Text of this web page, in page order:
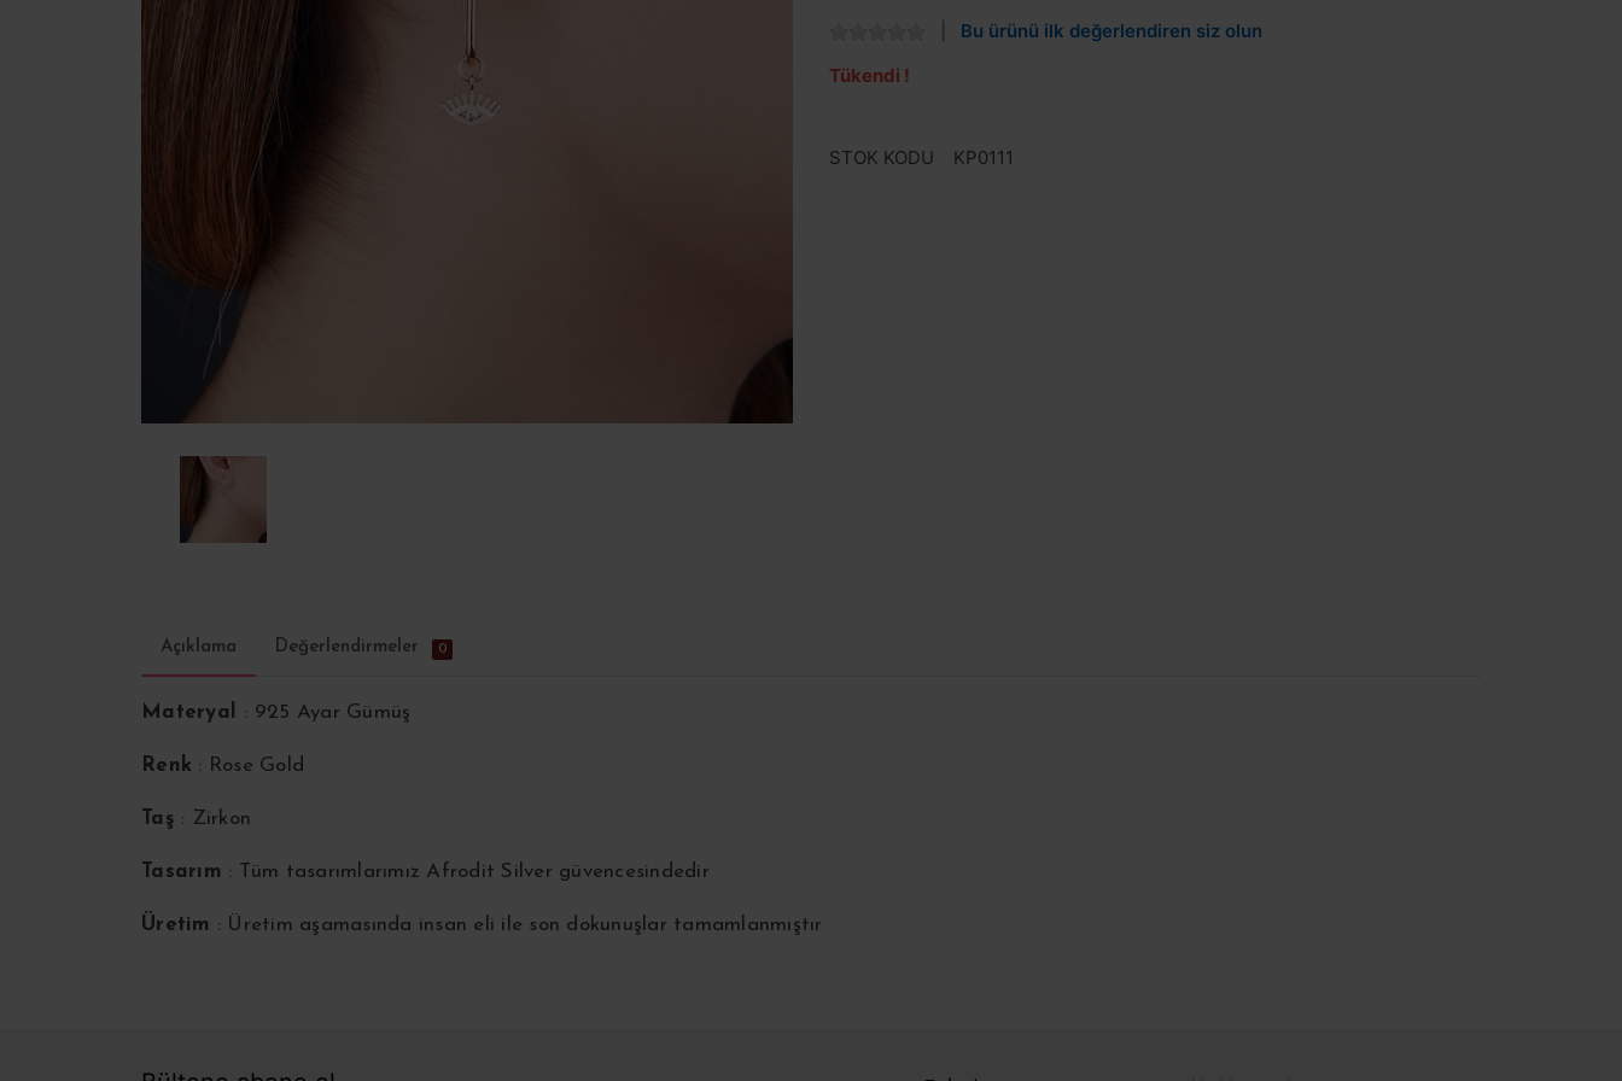
Bu ürünü ilk değerlendiren siz olun
Tükendi !
STOK KODU KP0111
Açıklama Değerlendirmeler 0
Materyal : 925 Ayar Gümüş
Renk : Rose Gold
Taş : Zirkon
Tasarım : Tüm tasarımlarımız Afrodit Silver güvencesindedir
Üretim : Üretim aşamasında insan eli ile son dokunuşlar tamamlanmıştır